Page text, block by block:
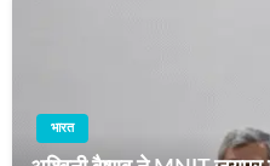
भारत